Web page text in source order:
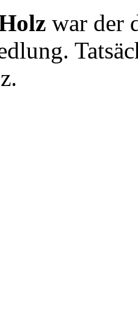
war der